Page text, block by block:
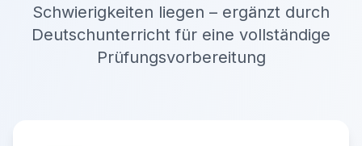
Schwierigkeiten liegen – ergänzt durch
Deutschunterricht für eine vollständige
Prüfungsvorbereitung